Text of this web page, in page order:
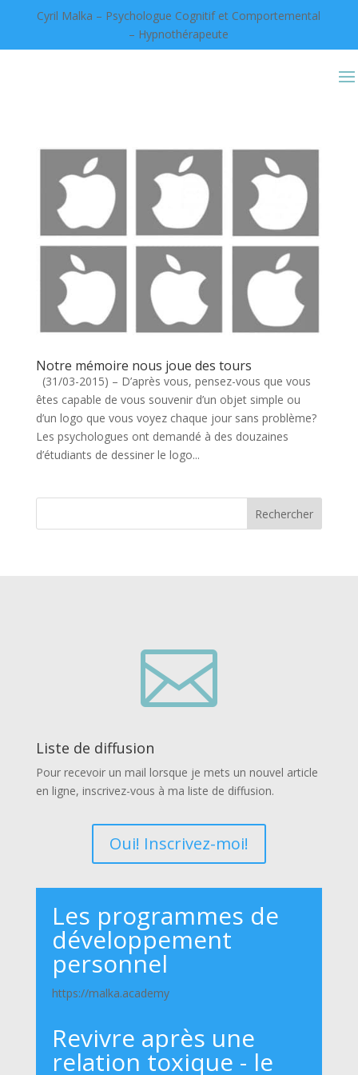
Cyril Malka – Psychologue Cognitif et Comportemental
– Hypnothérapeute
Notre mémoire nous joue des tours
(31/03-2015) – D’après vous, pensez-vous que vous
êtes capable de vous souvenir d’un objet simple ou
d’un logo que vous voyez chaque jour sans problème?
Les psychologues ont demandé à des douzaines
d’étudiants de dessiner le logo...
Rechercher

Liste de diffusion
Pour recevoir un mail lorsque je mets un nouvel article
en ligne, inscrivez-vous à ma liste de diffusion.
Oui! Inscrivez-moi!
Les programmes de
développement
personnel
https://malka.academy
Revivre après une
relation toxique - le